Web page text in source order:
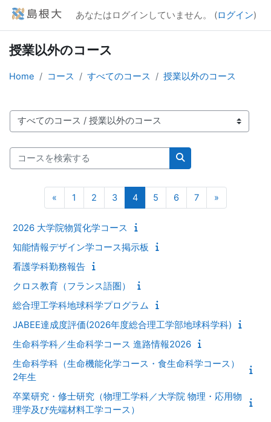
メインコンテンツへスキップする
あなたはログインしていません。 (ログイン)
授業以外のコース
Home コース すべてのコース 授業以外のコース
コースカテゴリ
コースを検索する
コースを検索する
« 前のページ
1 ページ 1
2 ページ 2
3ページ 3
4ページ 4
5 ページ 5
6ページ 6
7ページ 7
»
2026 大学院物質化学コース
知能情報デザイン学コース掲示板
看護学科勤務報告
クロス教育（フランス語圏）
総合理工学科地球科学プログラム
JABEE達成度評価(2026年度総合理工学部地球科学科)
生命科学科／生命科学コース 進路情報2026
生命科学科（生命機能化学コース・食生命科学コース）
2年生
卒業研究・修士研究（物理工学科／大学院 物理・応用物
理学及び先端材料工学コース）